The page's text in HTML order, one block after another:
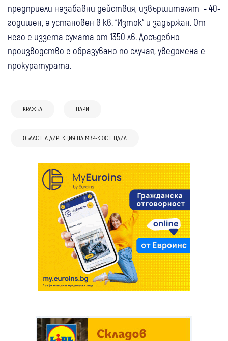
предприели незабавни действия, извършителят - 40-
годишен, е установен в кв. “Изток“ и задържан. От
него е иззета сумата от 1350 лв. Досъдебно
производство е образувано по случая, уведомена е
прокуратурата.
КРАЖБА ПАРИ
ОБЛАСТНА ДИРЕКЦИЯ НА МВР-КЮСТЕНДИЛ